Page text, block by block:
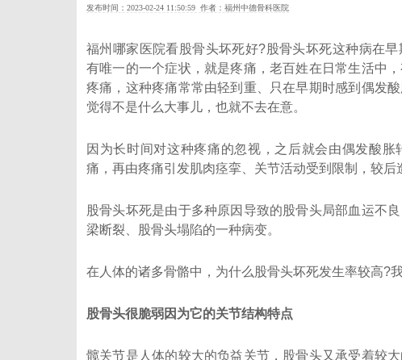
发布时间：2023-02-24 11:50:59 作者：福州中德骨科医院
福州哪家医院看股骨头坏死好?股骨头坏死这种病在
有唯一的一个症状，就是疼痛，老百姓在日常生活中
疼痛，这种疼痛常常由轻到重、只在早期时感到偶发
觉得不是什么大事儿，也就不去在意。
因为长时间对这种疼痛的忽视，之后就会由偶发酸
痛，再由疼痛引发肌肉痉挛、关节活动受到限制，较后
股骨头坏死是由于多种原因导致的股骨头局部血运不
梁断裂、股骨头塌陷的一种病变。
在人体的诸多骨骼中，为什么股骨头坏死发生率较高?
股骨头很脆弱因为它的关节结构特点
髋关节是人体的较大的负益关节，股骨头又承受着较